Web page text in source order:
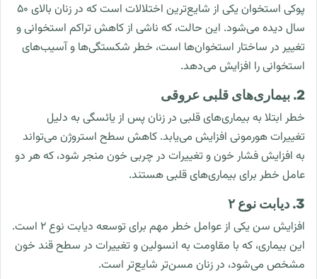
پوکی استخوان یکی از شایع‌ترین اختلالات است که در زنان بالای ۵۰
سال دیده می‌شود. این حالت، که ناشی از کاهش تراکم استخوانی و
تغییر در ساختار استخوان‌ها است، خطر شکستگی‌ها و آسیب‌های
استخوانی را افزایش می‌دهد.
2. بیماری‌های قلبی عروقی
خطر ابتلا به بیماری‌های قلبی در زنان پس از یائسگی به دلیل
تغییرات هورمونی افزایش می‌یابد. کاهش سطح استروژن می‌تواند
به افزایش فشار خون و تغییرات در چربی خون منجر شود، که هر دو
عامل خطر برای بیماری‌های قلبی هستند.
3. دیابت نوع ۲
افزایش سن یکی از عوامل خطر مهم برای توسعه دیابت نوع ۲ است.
این بیماری، که با مقاومت به انسولین و تغییرات در سطح قند خون
مشخص می‌شود، در زنان مسن‌تر شایع‌تر است.